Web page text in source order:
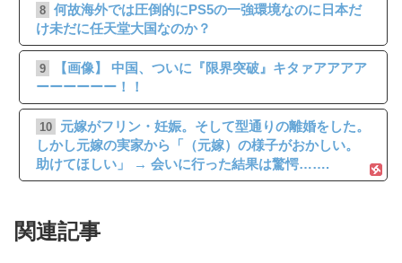
8 何故海外では圧倒的にPS5の一強環境なのに日本だ
け未だに任天堂大国なのか？
9
【画像】 中国、ついに『限界突破』キタァアアアア
ーーーーーー！！
10
元嫁がフリン・妊娠。そして型通りの離婚をした。
しかし元嫁の実家から「（元嫁）の様子がおかしい。
助けてほしい」 → 会いに行った結果は驚愕…….
関連記事